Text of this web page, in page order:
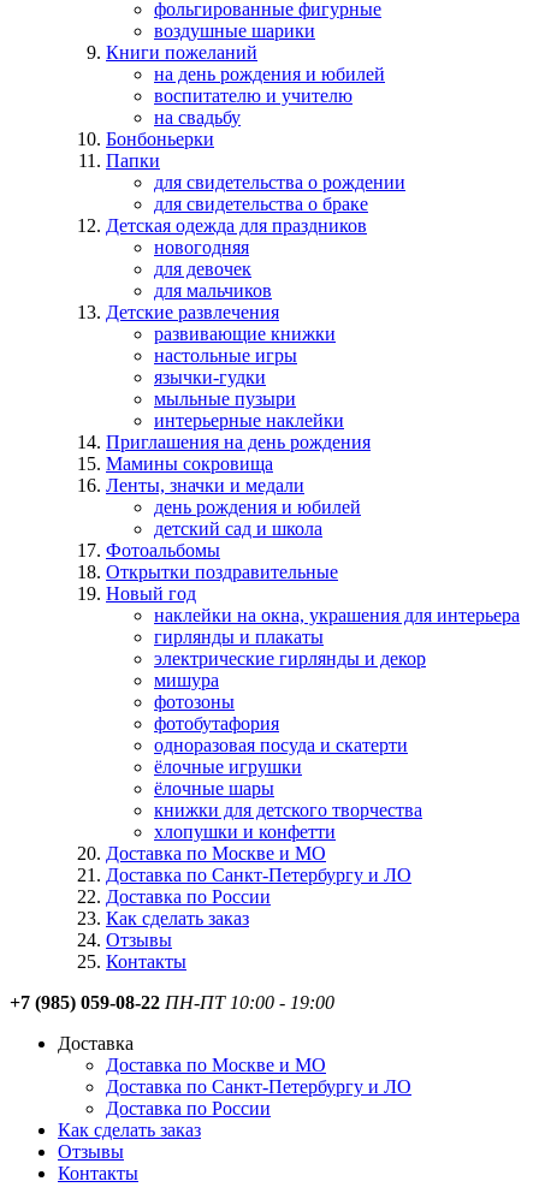
фольгированные фигурные
воздушные шарики
Книги пожеланий
на день рождения и юбилей
воспитателю и учителю
на свадьбу
Бонбоньерки
Папки
для свидетельства о рождении
для свидетельства о браке
Детская одежда для праздников
новогодняя
для девочек
для мальчиков
Детские развлечения
развивающие книжки
настольные игры
язычки-гудки
мыльные пузыри
интерьерные наклейки
Приглашения на день рождения
Мамины сокровища
Ленты, значки и медали
день рождения и юбилей
детский сад и школа
Фотоальбомы
Открытки поздравительные
Новый год
наклейки на окна, украшения для интерьера
гирлянды и плакаты
электрические гирлянды и декор
мишура
фотозоны
фотобутафория
одноразовая посуда и скатерти
ёлочные игрушки
ёлочные шары
книжки для детского творчества
хлопушки и конфетти
Доставка по Москве и МО
Доставка по Санкт-Петербургу и ЛО
Доставка по России
Как сделать заказ
Отзывы
Контакты
+7 (985) 059-08-22 ПН-ПТ 10:00 - 19:00
Доставка
Доставка по Москве и МО
Доставка по Санкт-Петербургу и ЛО
Доставка по России
Как сделать заказ
Отзывы
Контакты